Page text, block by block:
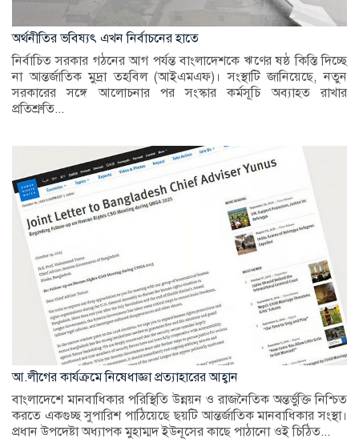
অর্থনীতির ভবিষ্যৎ এখন নির্বাচনের হাতে
নির্বাচিত সরকার গঠনের আগ পর্যন্ত বাংলাদেশকে ঋণের ষষ্ঠ কিস্তি দিচ্ছে
না আন্তর্জাতিক মুদ্রা তহবিল (আইএমএফ)। সংস্থাটি জানিয়েছে, নতুন
সরকারের সঙ্গে আলোচনার পর সংস্কার কর্মসূচি অব্যাহত রাখার
প্রতিশ্রুতি...
আ.লীগের কার্যক্রমে নিষেধাজ্ঞা প্রত্যাহারের আহ্বান
বাংলাদেশে মানবাধিকার পরিস্থিতি উন্নয়ন ও রাজনৈতিক অন্তর্ভুক্তি নিশ্চিত
করতে একগুচ্ছ সুপারিশ পাঠিয়েছে ছয়টি আন্তর্জাতিক মানবাধিকার সংস্থা।
প্রধান উপদেষ্টা অধ্যাপক মুহাম্মদ ইউনূসের কাছে পাঠানো ওই চিঠিত...